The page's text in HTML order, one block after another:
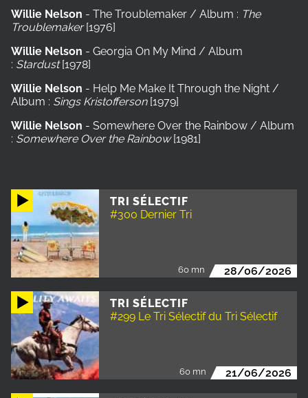
TRI SÉLECTIF
#300 Dernier Tri
60 mn 28/06/2026
TRI SÉLECTIF
#299 Le Tri Sélectif du Tri Sélectif
60 mn 21/06/2026
Willie Nelson - The Troublemaker / Album : The
Troublemaker [1976]
Willie Nelson - Georgia On My Mind / Album
: Stardust [1978]
Willie Nelson - Help Me Make It Through the Night /
Album : Sings Kristofferson [1979]
Willie Nelson - Somewhere Over the Rainbow / Album
: Somewhere Over the Rainbow [1981]